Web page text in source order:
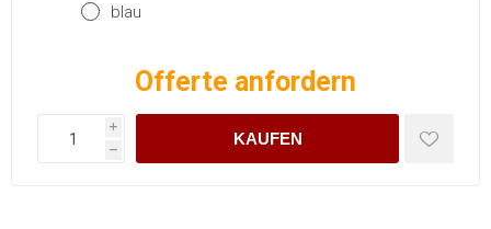
blau
Offerte anfordern
i
h
KAUFEN